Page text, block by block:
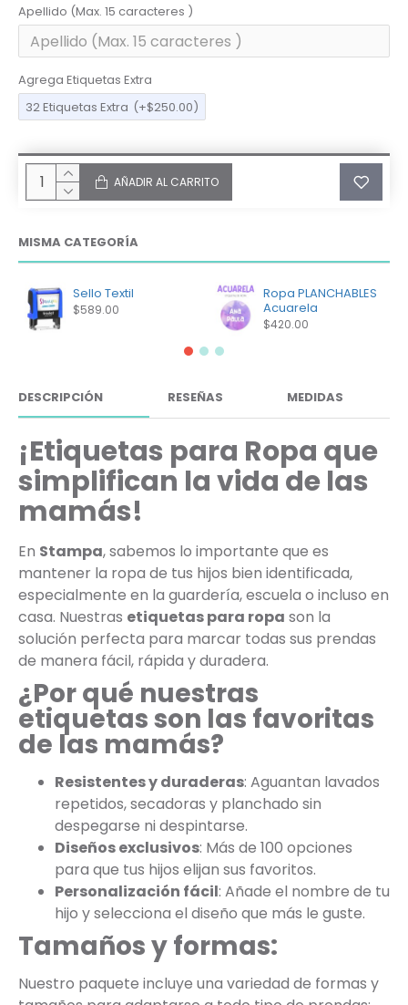
Apellido (Max. 15 caracteres )
Agrega Etiquetas Extra
32 Etiquetas Extra (+$250.00)
AÑADIR AL CARRITO
MISMA CATEGORÍA
Sello Textil
$589.00
Ropa PLANCHABLES
Acuarela
$420.00
DESCRIPCIÓN RESEÑAS MEDIDAS
¡Etiquetas para Ropa que
simplifican la vida de las
mamás!
En Stampa, sabemos lo importante que es
mantener la ropa de tus hijos bien identificada,
especialmente en la guardería, escuela o incluso en
casa. Nuestras etiquetas para ropa son la
solución perfecta para marcar todas sus prendas
de manera fácil, rápida y duradera.
¿Por qué nuestras
etiquetas son las favoritas
de las mamás?
Resistentes y duraderas: Aguantan lavados
repetidos, secadoras y planchado sin
despegarse ni despintarse.
Diseños exclusivos: Más de 100 opciones
para que tus hijos elijan sus favoritos.
Personalización fácil: Añade el nombre de tu
hijo y selecciona el diseño que más le guste.
Tamaños y formas:
Nuestro paquete incluye una variedad de formas y